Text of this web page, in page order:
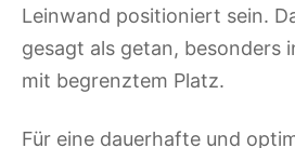
Leinwand positioniert sein.
gesagt als getan, besonders
mit begrenztem Platz.
Für eine dauerhafte und